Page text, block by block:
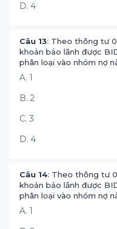
D. 4
Câu 13: Theo thông tư
khoản bảo lãnh được
phân loại vào nhóm nợ
A. 1
B. 2
C. 3
D. 4
Câu 14: Theo thông tư
khoản bảo lãnh được
phân loại vào nhóm nợ
A. 1